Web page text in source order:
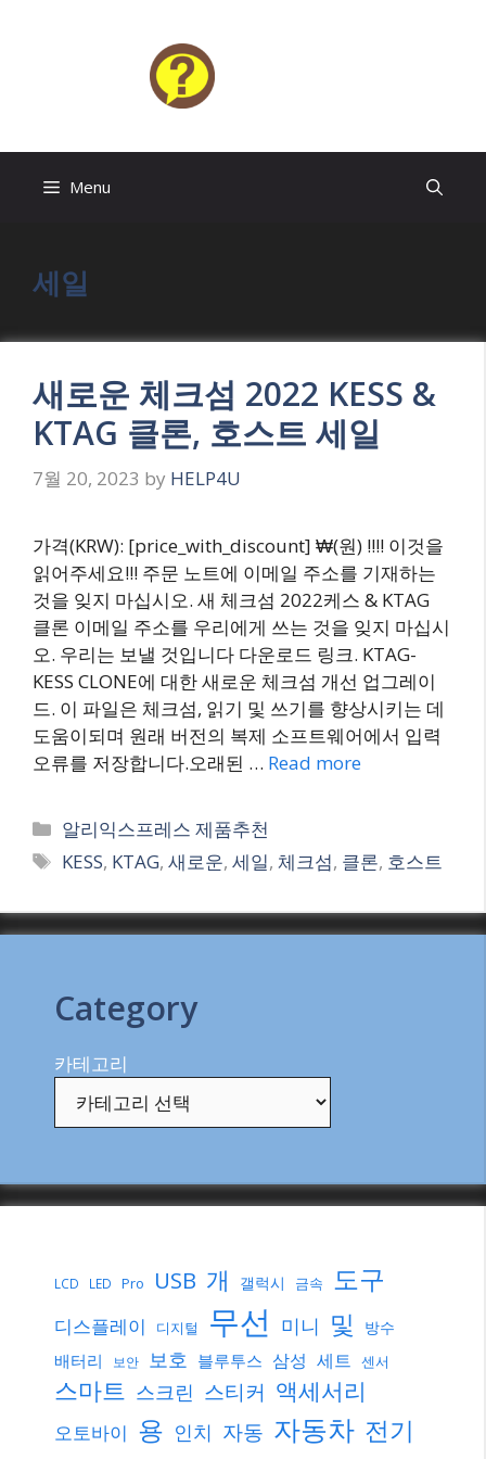
Menu
세일
새로운 체크섬 2022 KESS &
KTAG 클론, 호스트 세일
7월 20, 2023 by HELP4U
가격(KRW): [price_with_discount] ₩(원) !!!! 이것을
읽어주세요!!! 주문 노트에 이메일 주소를 기재하는
것을 잊지 마십시오. 새 체크섬 2022케스 & KTAG
클론 이메일 주소를 우리에게 쓰는 것을 잊지 마십시
오. 우리는 보낼 것입니다 다운로드 링크. KTAG-
KESS CLONE에 대한 새로운 체크섬 개선 업그레이
드. 이 파일은 체크섬, 읽기 및 쓰기를 향상시키는 데
도움이되며 원래 버전의 복제 소프트웨어에서 입력
오류를 저장합니다.오래된 … Read more
Categories
알리익스프레스 제품추천
Tags
KESS, KTAG,새로운,세일, 체크섬, 클론, 호스트
Category
카테고리
LCD LED Pro USB 개 갤럭시 금속 도구
디스플레이 디지털 무선 미니 및 방수
배터리 보안 보호 블루투스 삼성 세트 센서
스마트 스크린 스티커 액세서리
오토바이 용 인치 자동 자동차 전기